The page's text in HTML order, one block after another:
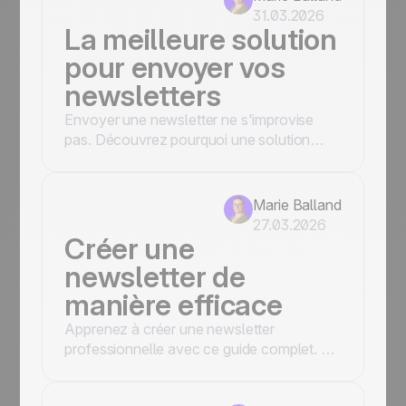
son ancrage 100 % français. 31.03.2026
La meilleure solution
pour envoyer vos
newsletters
Envoyer une newsletter ne s'improvise
pas. Découvrez pourquoi une solution
et optimiser votre délivrabilité grâce aux
outils avancés de Positive User.
Marie Balland
27.03.2026
Créer une
newsletter de
manière efficace
Apprenez à créer une newsletter
professionnelle avec ce guide complet. De